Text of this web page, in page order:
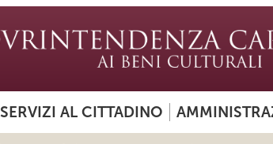
SERVIZI AL CITTADINO